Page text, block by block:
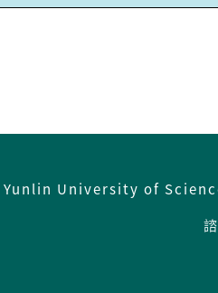
University of